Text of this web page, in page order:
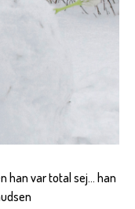
han var total sej... han